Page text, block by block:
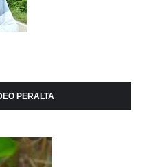
PERALTA